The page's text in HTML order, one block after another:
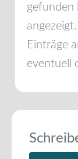
gefunden
Einträge
eventuell